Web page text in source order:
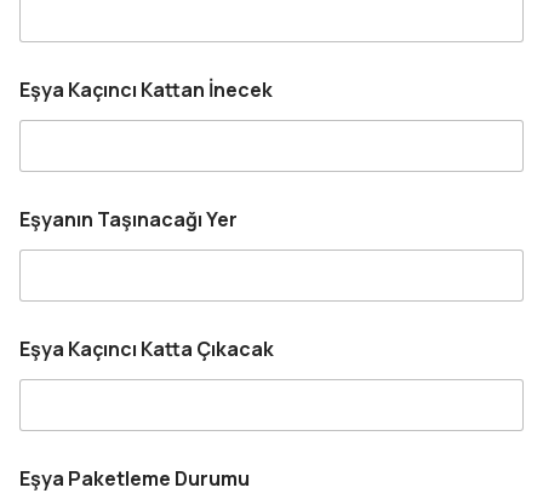
Eşya Kaçıncı Kattan İnecek
Eşyanın Taşınacağı Yer
Eşya Kaçıncı Katta Çıkacak
Eşya Paketleme Durumu